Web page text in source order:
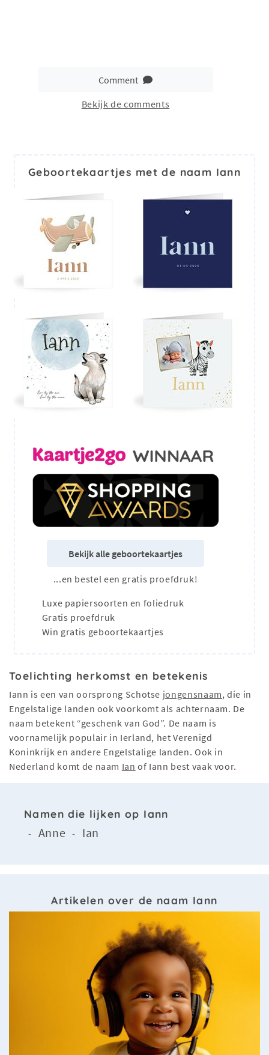
Comment
Bekijk de comments
Geboortekaartjes met de naam Iann
Bekijk alle geboortekaartjes
...en bestel een gratis proefdruk!
Luxe papiersoorten en foliedruk
Gratis proefdruk
Win gratis geboortekaartjes
Toelichting herkomst en betekenis
Iann is een van oorsprong Schotse jongensnaam, die in
Engelstalige landen ook voorkomt als achternaam. De
naam betekent “geschenk van God”. De naam is
voornamelijk populair in Ierland, het Verenigd
Koninkrijk en andere Engelstalige landen. Ook in
Nederland komt de naam Ian of Iann best vaak voor.
Namen die lijken op Iann
- Anne - Ian
Artikelen over de naam Iann